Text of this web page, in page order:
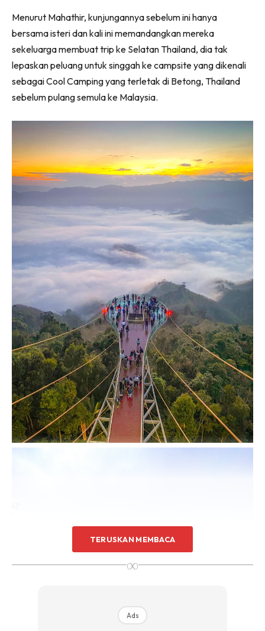
Menurut Mahathir, kunjungannya sebelum ini hanya
bersama isteri dan kali ini memandangkan mereka
sekeluarga membuat trip ke Selatan Thailand, dia tak
lepaskan peluang untuk singgah ke campsite yang dikenali
sebagai Cool Camping yang terletak di Betong, Thailand
sebelum pulang semula ke Malaysia.
TERUSKAN MEMBACA
∞
Ads